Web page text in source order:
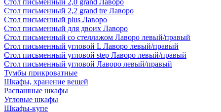
Стол письменный 2,0 grand Лаворо
Стол письменный 2,2 grand tre Лаворо
Стол письменный plus Лаворо
Стол письменный для двоих Лаворо
Стол письменный со стеллажом Лаворо левый/правый
Стол письменный угловой L Лаворо левый/правый
Стол письменный угловой step Лаворо левый/правый
Стол письменный угловой Лаворо левый/правый
Тумбы прикроватные
Шкафы, хранение вещей
Распашные шкафы
Угловые шкафы
Шкафы-купе